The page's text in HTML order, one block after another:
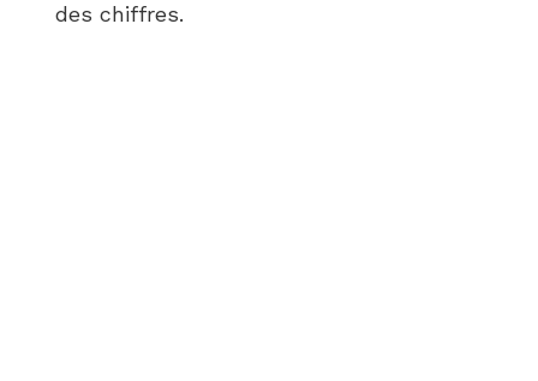
des chiffres.